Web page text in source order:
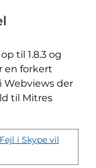
til 1.8.3 og
en forkert
der
til Mitres
i Skype vil